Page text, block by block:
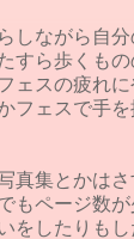
しながら自
すら歩くも
ェスの疲れ
フェスで手
真集とかは
もページ数
をしたりも